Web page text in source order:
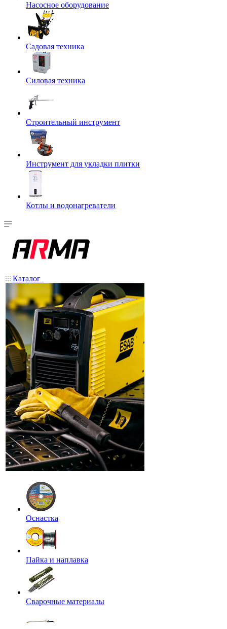
Насосное оборудование
Садовая техника
Силовая техника
Строительный инструмент
Инструмент для укладки плитки
Котлы и водонагреватели
Каталог
Оснастка
Пайка и наплавка
Сварочные материалы